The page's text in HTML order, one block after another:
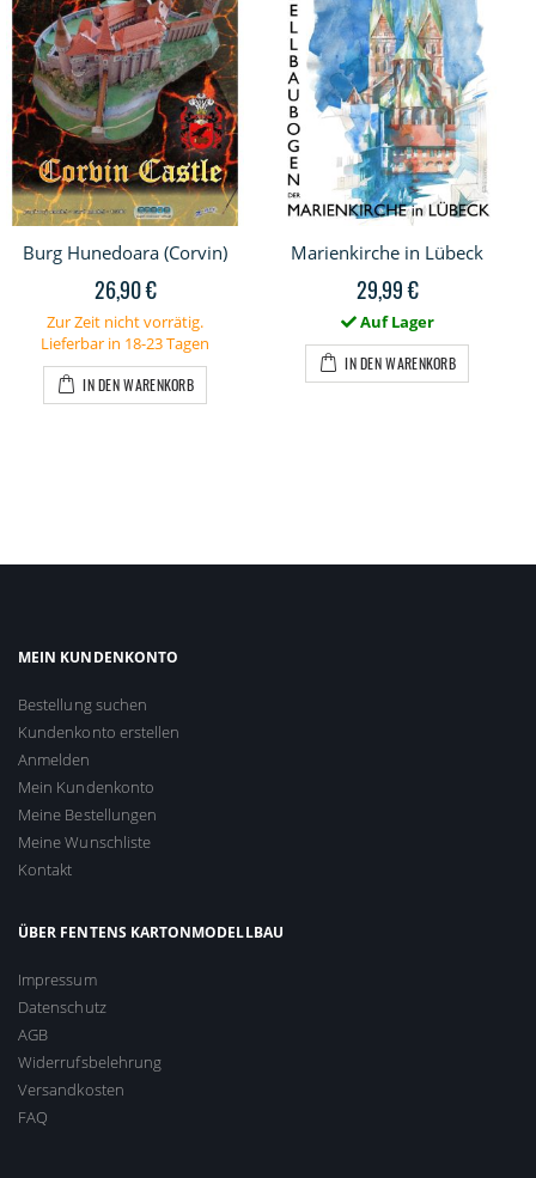
Burg Hunedoara (Corvin)
26,90 €
Zur Zeit nicht vorrätig.
Lieferbar in 18-23 Tagen
IN DEN WARENKORB
Marienkirche in Lübeck
29,99 €
Auf Lager
IN DEN WARENKORB
MEIN KUNDENKONTO
Bestellung suchen
Kundenkonto erstellen
Anmelden
Mein Kundenkonto
Meine Bestellungen
Meine Wunschliste
Kontakt
ÜBER FENTENS KARTONMODELLBAU
Impressum
Datenschutz
AGB
Widerrufsbelehrung
Versandkosten
FAQ